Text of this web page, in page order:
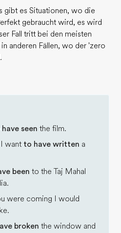
gibt es Situationen, wo die
gebraucht wird, es wird
Fall tritt bei den meisten
anderen Fällen, wo der 'zero
seen the film.
want to have written a
been to the Taj Mahal
were coming I would
broken the window and